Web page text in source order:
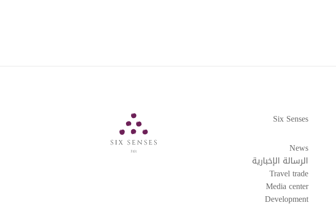
Six Senses
News
الرسالة الإخبارية
Travel trade
Media center
Development